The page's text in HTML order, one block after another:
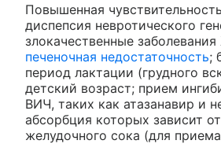
Повышенная
диспепсия невротического
злокачественные
печеночная недостаточность;
период лактации (грудного
детский возраст; прием
ВИЧ, таких как атазанавир и
абсорбция которых зависит
желудочного сока (для